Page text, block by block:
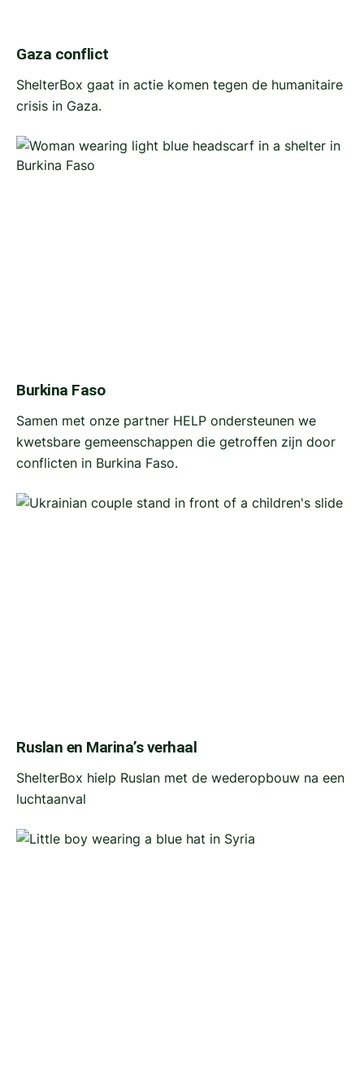
Gaza conflict
ShelterBox gaat in actie komen tegen de humanitaire
crisis in Gaza.
Burkina Faso
Samen met onze partner HELP ondersteunen we
kwetsbare gemeenschappen die getroffen zijn door
conflicten in Burkina Faso.
Ruslan en Marina’s verhaal
ShelterBox hielp Ruslan met de wederopbouw na een
luchtaanval